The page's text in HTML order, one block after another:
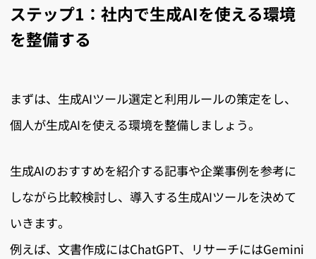
ステップ1：社内で生成AIを使える環境
を整備する
まずは、生成AIツール選定と利用ルールの策定をし、
個人が生成AIを使える環境を整備しましょう。
生成AIのおすすめを紹介する記事や企業事例を参考に
しながら比較検討し、導入する生成AIツールを決めて
いきます。
例えば、文書作成にはChatGPT、リサーチにはGemini